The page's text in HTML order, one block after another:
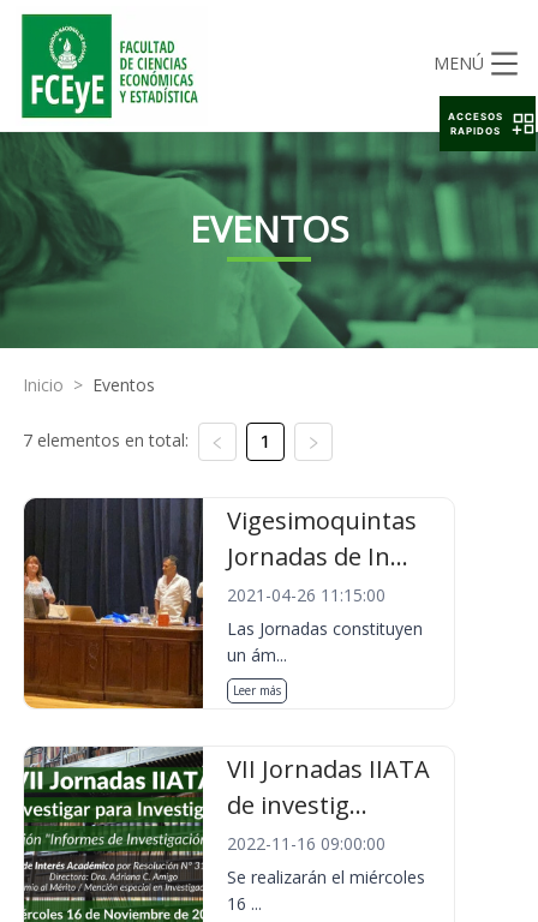
MENÚ
EVENTOS
Inicio > Eventos
7 elementos en total: 1
Vigesimoquintas
Jornadas de In...
2021-04-26 11:15:00
Las Jornadas constituyen
un ám...
Leer más
VII Jornadas IIATA
de investig...
2022-11-16 09:00:00
Se realizarán el miércoles
16 ...
ACCESOS
RAPIDOS